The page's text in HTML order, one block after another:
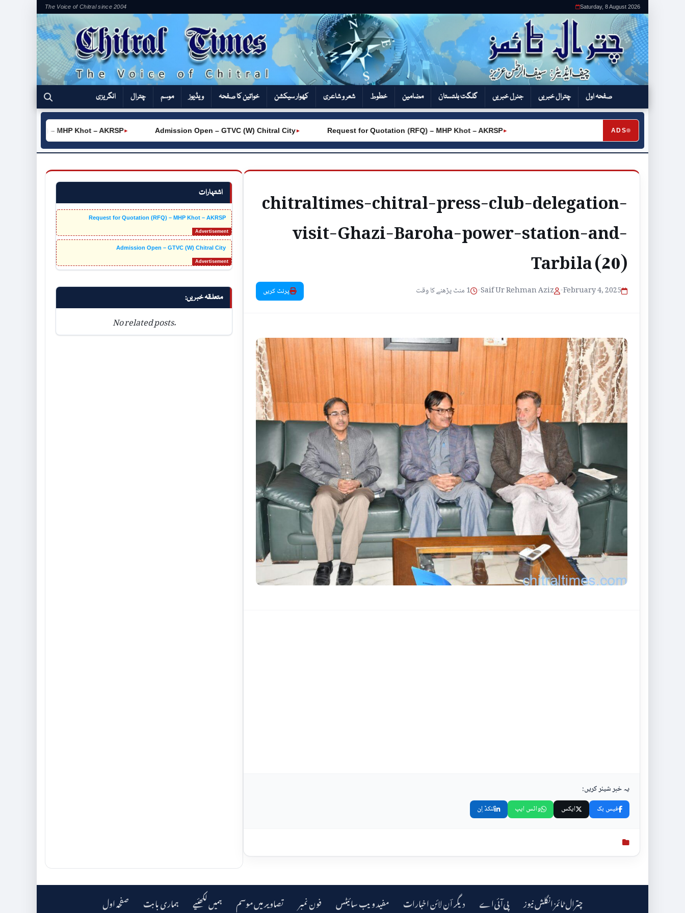
The Voice of Chitral since 2004 Saturday, 8 August 2026
صفحہ اول چترال خبریں جنرل خبریں گلگت بلتستان مضامین خطوط شعر و شاعری کھوار سیکشن‎ خواتین کا صفحہ ویڈیوز موسم چترال انگریزی
ADS
►
(RFQ) – MHP Khot – AKRSP ►
Request for Quotation (RFQ) – MHP Khot – AKRSP
►
Admission Open – GTVC (W) Chitral City
اشتہارات
Request for Quotation (RFQ) – MHP Khot – AKRSP
Admission Open – GTVC (W) Chitral City
متعلقہ خبریں:
No related posts.
chitraltimes-chitral-press-club-delegation-
visit-Ghazi-Baroha-power-station-and-
Tarbila (20)
February 4, 2025
•
Saif Ur Rehman Aziz
• 1 منٹ پڑھنے کا وقت پرنٹ کریں
یہ خبر شیئر کریں:
فیس بک ایکس واٹس ایپ لنکڈ اِن
صفحہ اول ہماری بابت ہمیں لکھئیے تصاویر میں موسم فون نمبر مفید ویب سائیٹس دیگر اؔن لائن اخبارات پی‌آئی‌اے‎ چترال ٹائمز انگلش نیوز